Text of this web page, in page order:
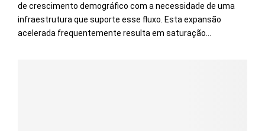
de crescimento demográfico com a necessidade de uma
infraestrutura que suporte esse fluxo. Esta expansão
acelerada frequentemente resulta em saturação...